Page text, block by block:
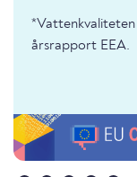
årsrapport EEA.